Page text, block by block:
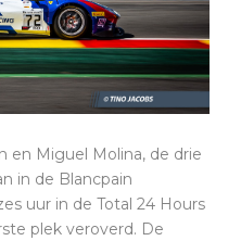
en Miguel Molina, de drie
in de Blancpain
uur in de Total 24 Hours
plek veroverd. De